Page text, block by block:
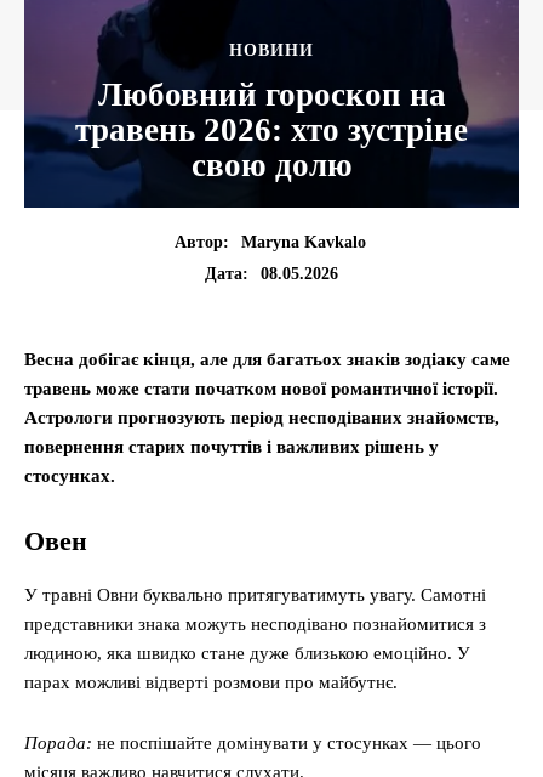
НОВИНИ
Любовний гороскоп на
травень 2026: хто зустріне
свою долю
Автор:
Maryna Kavkalo
Дата:
08.05.2026
Весна добігає кінця, але для багатьох знаків зодіаку саме
травень може стати початком нової романтичної історії.
Астрологи прогнозують період несподіваних знайомств,
повернення старих почуттів і важливих рішень у
стосунках.
Овен
У травні Овни буквально притягуватимуть увагу. Самотні
представники знака можуть несподівано познайомитися з
людиною, яка швидко стане дуже близькою емоційно. У
парах можливі відверті розмови про майбутнє.
Порада: не поспішайте домінувати у стосунках — цього
місяця важливо навчитися слухати.